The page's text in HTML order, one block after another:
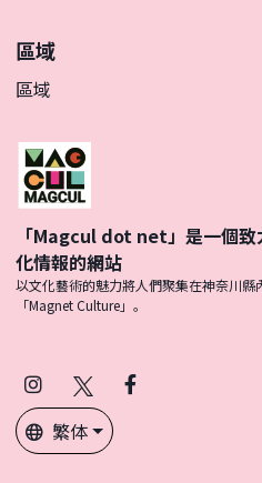
區域
區域
「Magcul dot net」是一個
化情報的網站
以文化藝術的魅力將人們聚集在神奈川
「Magnet Culture」。
Instagram
(Twitter)
Facebook
繁体